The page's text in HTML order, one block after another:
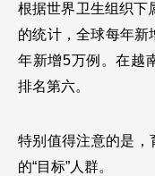
根据世界卫生组织下
的统计，全球每年新
年新增5万例。在越
排名第六。
特别值得注意的是，
的“目标”人群。